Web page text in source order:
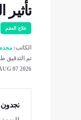
علاج العقم
الكاتب:
تم التدقیق
07 2026
تجدون